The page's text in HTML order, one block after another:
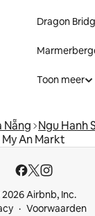
Dragon
Toon meer
Nẵng Ngu Hanh
My An Markt
Airbnb, Inc.
Voorwaarden